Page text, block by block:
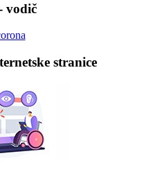
vodič
stranice